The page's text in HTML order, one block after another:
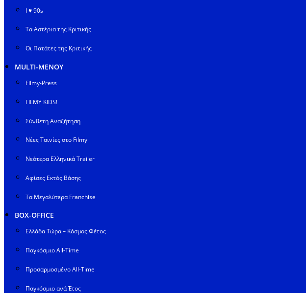
I ♥ 90s
Τα Αστέρια της Κριτικής
Οι Πατάτες της Κριτικής
MULTI-ΜΕΝΟΥ
Filmy-Press
FILMY KIDS!
Σύνθετη Αναζήτηση
Νέες Ταινίες στο Filmy
Νεότερα Ελληνικά Trailer
Αφίσες Εκτός Βάσης
Τα Μεγαλύτερα Franchise
BOX-OFFICE
Ελλάδα Τώρα – Κόσμος Φέτος
Παγκόσμιο All-Time
Προσαρμοσμένο All-Time
Παγκόσμιο ανά Έτος